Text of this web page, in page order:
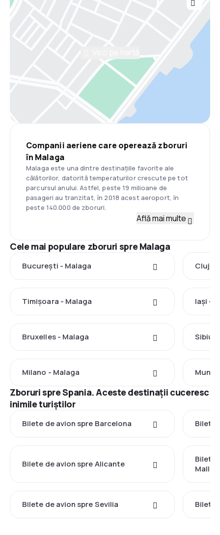
Companii aeriene care operează zboruri
în Malaga
Malaga este una dintre destinațiile favorite ale
călătorilor, datorită temperaturilor crescute pe tot
parcursul anului. Astfel, peste 19 milioane de
pasageri au tranzitat, în 2018 acest aeroport, în
peste 140.000 de zboruri.
Află mai multe
Cele mai populare zboruri spre Malaga
București - Malaga Cluj-
Timișoara - Malaga Iași -
Bruxelles - Malaga Sibiu -
Milano - Malaga
Zboruri spre Spania. Aceste destinații cuceresc
inimile turiștilor
Bilete de avion spre Barcelona Bilete
Bilete de avion spre Alicante
Bilete
Bilete de avion spre Sevilia Bilete